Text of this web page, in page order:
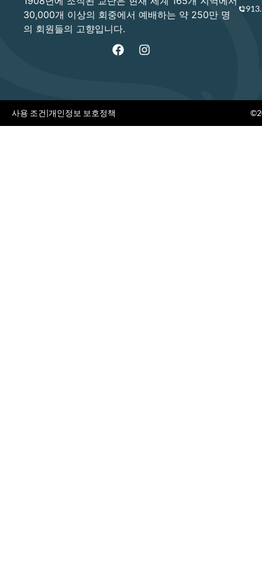
30,000개 이상의 회중에서 예배하는 약 250만 명
의 회원들의 고향입니다.
사용 조건 개인정보 보호정책